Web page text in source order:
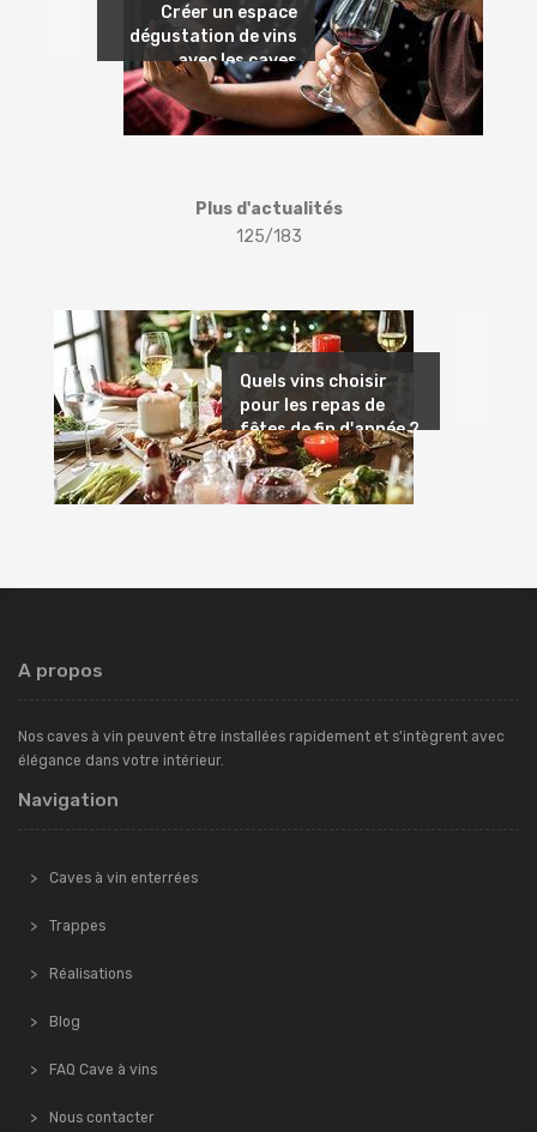
Créer un espace
dégustation de vins
avec les caves
Hélicave
Plus d'actualités
125/183
Suivant
Quels vins choisir
pour les repas de
fêtes de fin d'année ?
A propos
Nos caves à vin peuvent être installées rapidement et s'intègrent avec
élégance dans votre intérieur.
Navigation
Caves à vin enterrées
Trappes
Réalisations
Blog
FAQ Cave à vins
Nous contacter